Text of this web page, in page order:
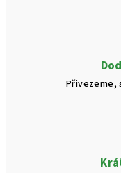
Přivezeme,